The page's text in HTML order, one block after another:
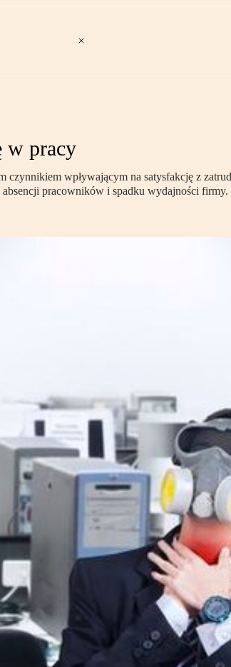
w pracy
wpływającym na satysfakcję z
pracowników i spadku wydajności firmy.